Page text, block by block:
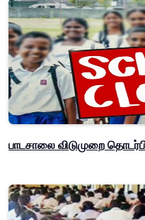
பாடசாலை விடுமுறை